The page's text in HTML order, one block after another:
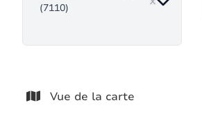
(7110)
Vue de la carte